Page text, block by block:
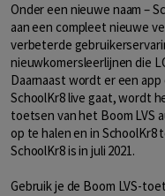
Onder een nieuwe naam –
aan een compleet nieuwe
verbeterde
nieuwkomersleerlijnen die
Daarnaast wordt er een
SchoolKr8 live gaat, wordt
toetsen van het Boom LVS
op te halen en in SchoolKr8
SchoolKr8 is in juli 2021.
Gebruik je de Boom LVS-